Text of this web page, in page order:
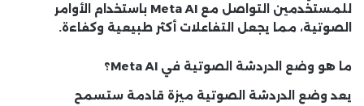
للمستخدمين التواصل مع Meta AI باستخدام الأوامر
الصوتية، مما يجعل التفاعلات أكثر طبيعية وكفاءة.
ما هو وضع الدردشة الصوتية في Meta AI؟
يعد وضع الدردشة الصوتية ميزة قادمة ستسمح